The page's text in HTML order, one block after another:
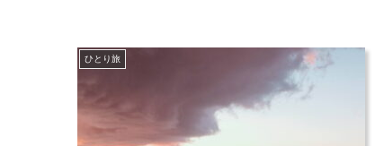
ひとり旅